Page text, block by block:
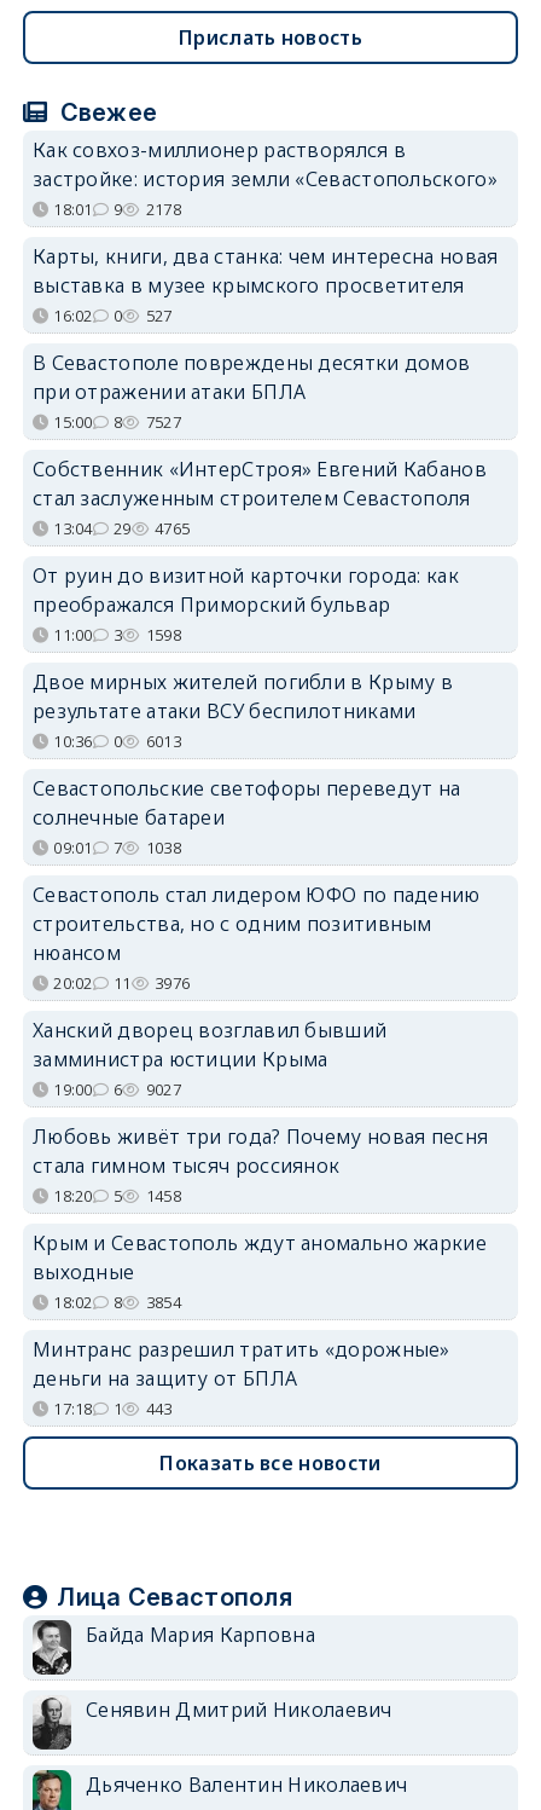
Прислать новость
Свежее
Как совхоз-миллионер растворялся в
застройке: история земли «Севастопольского»
18:01 9 2178
Карты, книги, два станка: чем интересна новая
выставка в музее крымского просветителя
16:02 0 527
В Севастополе повреждены десятки домов
при отражении атаки БПЛА
15:00 8 7527
Собственник «ИнтерСтроя» Евгений Кабанов
стал заслуженным строителем Севастополя
13:04 29 4765
От руин до визитной карточки города: как
преображался Приморский бульвар
11:00 3 1598
Двое мирных жителей погибли в Крыму в
результате атаки ВСУ беспилотниками
10:36 0 6013
Севастопольские светофоры переведут на
солнечные батареи
09:01 7 1038
Севастополь стал лидером ЮФО по падению
строительства, но с одним позитивным
нюансом
20:02 11 3976
Ханский дворец возглавил бывший
замминистра юстиции Крыма
19:00 6 9027
Любовь живёт три года? Почему новая песня
стала гимном тысяч россиянок
18:20 5 1458
Крым и Севастополь ждут аномально жаркие
выходные
18:02 8 3854
Минтранс разрешил тратить «дорожные»
деньги на защиту от БПЛА
17:18 1 443
Показать все новости
Лица Севастополя
Байда Мария Карповна
Сенявин Дмитрий Николаевич
Дьяченко Валентин Николаевич